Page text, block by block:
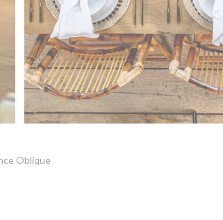
Oblique